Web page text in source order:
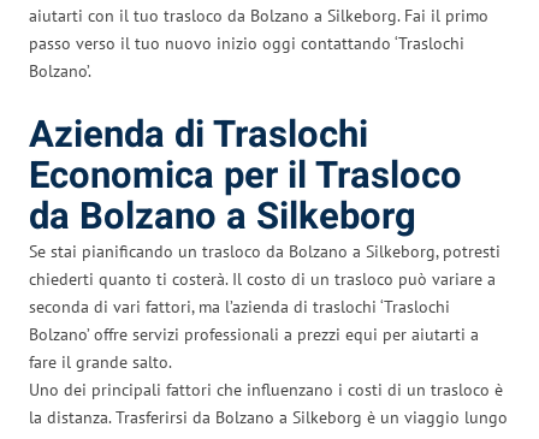
aiutarti con il tuo trasloco da Bolzano a Silkeborg. Fai il primo
passo verso il tuo nuovo inizio oggi contattando ‘Traslochi
Bolzano’.
Azienda di Traslochi
Economica per il Trasloco
da Bolzano a Silkeborg
Se stai pianificando un trasloco da Bolzano a Silkeborg, potresti
chiederti quanto ti costerà. Il costo di un trasloco può variare a
seconda di vari fattori, ma l’azienda di traslochi ‘Traslochi
Bolzano’ offre servizi professionali a prezzi equi per aiutarti a
fare il grande salto.
Uno dei principali fattori che influenzano i costi di un trasloco è
la distanza. Trasferirsi da Bolzano a Silkeborg è un viaggio lungo